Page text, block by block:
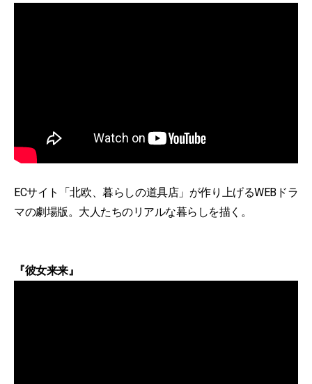
ECサイト「北欧、暮らしの道具店」が作り上げるWEBドラ
マの劇場版。大人たちのリアルな暮らしを描く。
『彼女来来』